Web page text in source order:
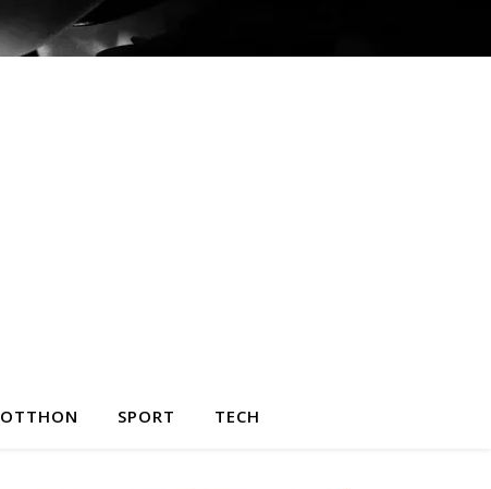
OTTHON SPORT TECH